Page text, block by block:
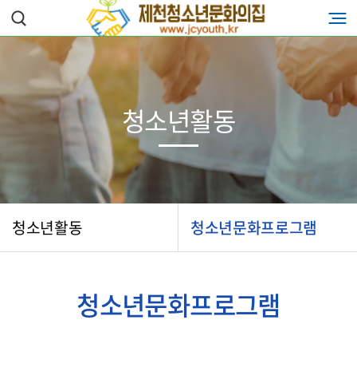
청소년활동 청소년문화프로그램
청소년활동
청소년문화프로그램